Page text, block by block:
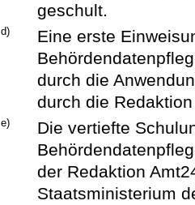
geschult.
d)
Eine erste
durch die
durch die
e)
Die vertiefte
der Redaktion
Staatsministerium